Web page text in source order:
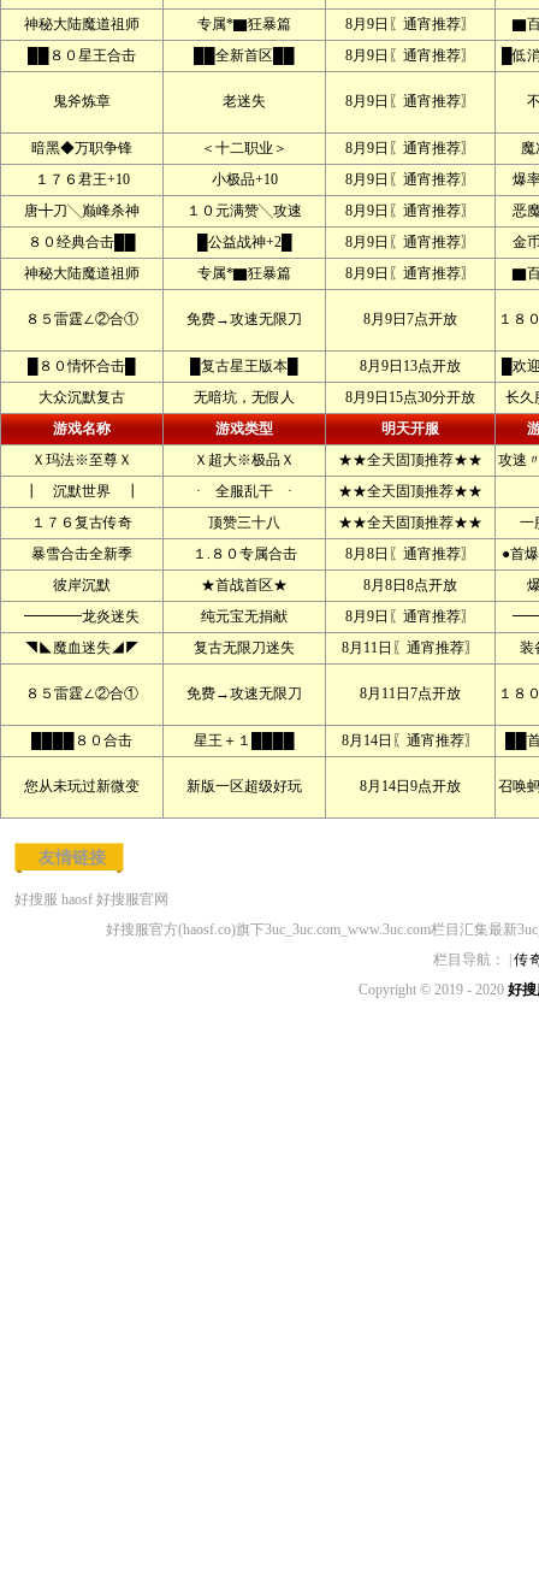
神秘大陆魔道祖师 专属*▇狂暴篇 8月9日〖通宵推荐〗
▇
██８０星王合击
██全新首区██ 8月9日〖通宵推荐〗 █低
鬼斧炼章 老迷失 8月9日〖通宵推荐〗
暗黑◆万职争锋 ＜十二职业＞ 8月9日〖通宵推荐〗
魔
１７６君王+10
小极品+10 8月9日〖通宵推荐〗
爆
唐╋刀╲巅峰杀神
１０元满赞╲攻速 8月9日〖通宵推荐〗
恶
８０经典合击██
█公益战神+2█ 8月9日〖通宵推荐〗
金
神秘大陆魔道祖师
专属*▇狂暴篇 8月9日〖通宵推荐〗 ▇
８５雷霆∠②合① 免费→攻速无限刀 8月9日7点开放 １８
█８０情怀合击█ █复古星王版本█ 8月9日13点开放
█欢
大众沉默复古
无暗坑，无假人 8月9日15点30分开放
长久
游戏名称
游戏类型 明天开服
Ｘ玛法※至尊Ｘ
Ｘ超大※极品Ｘ ★★全天固顶推荐★★
攻速
┃ 沉默世界 ┃
· 全服乱干 ·
★★全天固顶推荐★★
１７６复古传奇
顶赞三十八 ★★全天固顶推荐★★
一
暴雪合击全新季
１.８０专属合击 8月8日〖通宵推荐〗
●首
彼岸沉默
★首战首区★ 8月8日8点开放
━━━━龙炎迷失
纯元宝无捐献 8月9日〖通宵推荐〗
━━
◥◣魔血迷失◢◤
复古无限刀迷失 8月11日〖通宵推荐〗 装
８５雷霆∠②合① 免费→攻速无限刀 8月11日7点开放 １８
████８０合击 星王＋１████ 8月14日〖通宵推荐〗 ██
您从未玩过新微变 新版一区超级好玩 8月14日9点开放 召唤
友情链接
好搜服 haosf 好搜服官网
好搜服官方(haosf.co)旗下3uc_3uc.com_www.3uc.com栏目汇集最新
栏目导航： |传
Copyright © 2019 - 2020 好搜